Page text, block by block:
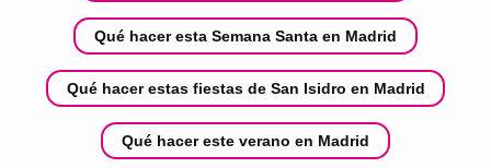
Qué hacer esta Semana Santa en Madrid
Qué hacer estas fiestas de San Isidro en Madrid
Qué hacer este verano en Madrid